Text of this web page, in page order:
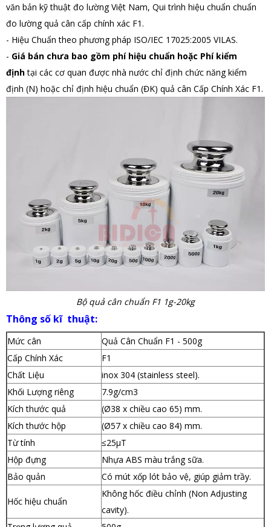
văn bản kỹ thuật đo lường Việt Nam, Qui trình hiệu chuẩn chuẩn
đo lường quả cân cấp chính xác F1.
- Hiệu Chuẩn theo phương pháp ISO/IEC 17025:2005 VILAS.
- Giá bán chưa bao gồm phí hiệu chuẩn hoặc Phí kiểm
địnhtại các cơ quan được nhà nước chỉ định chức năng kiểm
định (N) hoặc chỉ định hiệu chuẩn (ĐK) quả cân Cấp Chính Xác F1.
Bộ quả cân chuẩn F1 1g-20kg
Thông số kĩ thuật:
Mức cân
Quả Cân Chuẩn F1 - 500g
Cấp Chính Xác
F1
Chất Liệu
inox 304 (stainless steel).
Khối Lượng riêng
7.9g/cm3
Kích thước quả
(Ø38 x chiều cao 65) mm.
Kích thước hộp
(Ø57 x chiều cao 84) mm.
Từ tính
≤25μT
Hộp đựng
Nhựa ABS màu trắng sữa.
Bảo quản
Có mút xốp lót bảo vệ, giúp giảm trầy.
Hốc hiệu chuẩn
Không hốc điều chỉnh (Non Adjusting
cavity).